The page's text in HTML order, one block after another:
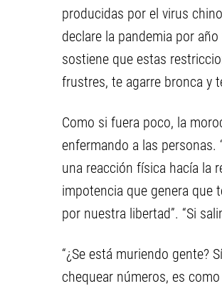
producidas por el virus
declare la pandemia por
sostiene que estas
frustres, te agarre bronca y
Como si fuera poco, la
enfermando a las
una reacción física hacía la
impotencia que genera que
por nuestra libertad”. “Si
“¿Se está muriendo gente?
chequear números, es